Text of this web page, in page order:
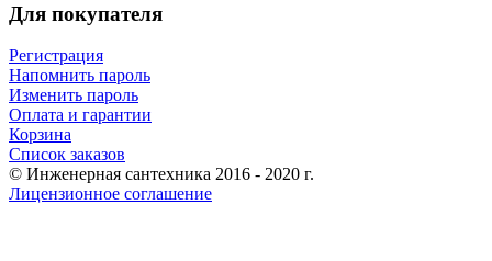
Для покупателя
Регистрация
Напомнить пароль
Изменить пароль
Оплата и гарантии
Корзина
Список заказов
© Инженерная сантехника 2016 - 2020 г.
Лицензионное соглашение